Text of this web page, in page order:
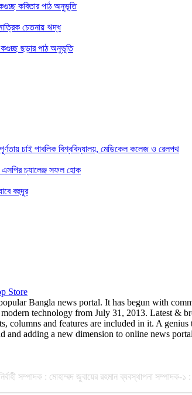
কবিতার পাঠ অনুভূতি
চেতনায় ঋদ্ধ
ছড়ার পাঠ অনুভূতি
চাই পাবলিক বিশ্ববিদ্যালয়, মেডিকেল কলেজ ও রেলপথ
চ্যালেঞ্জ সফল হোক
বহুদূর
Bangla news portal. It has begun with
technology from July 31, 2013. Latest &
columns and features are included in it. A
and adding a new dimension to online news
সম্পাদক : মোহাম্মদ জুবায়ের রহমান ব্যবস্থাপনা